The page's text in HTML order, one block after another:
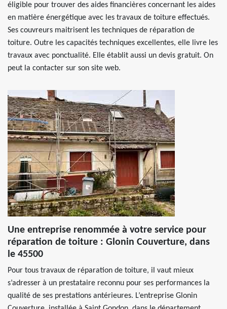
éligible pour trouver des aides financières concernant les aides
en matière énergétique avec les travaux de toiture effectués.
Ses couvreurs maitrisent les techniques de réparation de
toiture. Outre les capacités techniques excellentes, elle livre les
travaux avec ponctualité. Elle établit aussi un devis gratuit. On
peut la contacter sur son site web.
Une entreprise renommée à votre service pour
réparation de toiture : Glonin Couverture, dans
le 45500
Pour tous travaux de réparation de toiture, il vaut mieux
s’adresser à un prestataire reconnu pour ses performances la
qualité de ses prestations antérieures. L’entreprise Glonin